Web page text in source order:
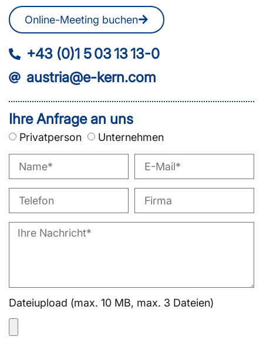
Online-Meeting buchen
+43 (0)1 5 03 13 13-0
austria@e-kern.com
Ihre Anfrage an uns
Privatperson Unternehmen
Dateiupload (max. 10 MB, max. 3 Dateien)